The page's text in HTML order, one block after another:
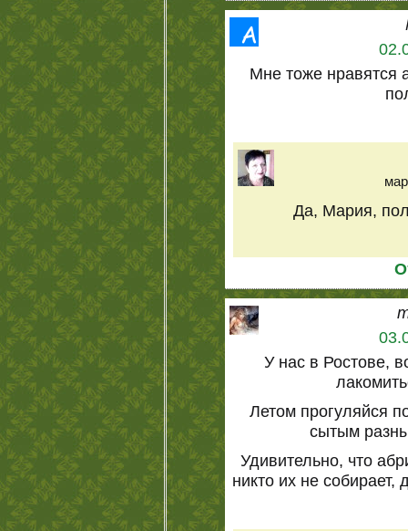
Мне тоже нравятся
Да, Мария,
У нас в Ростове,
Летом прогуляйся
сытым
Удивительно, что
никто их не